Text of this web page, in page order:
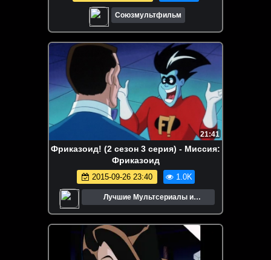
Союзмультфильм
21:41
Фриказоид! (2 сезон 3 серия) - Миссия:
Фриказоид
2015-09-26 23:40 1.0K
Лучшие Мультсериалы и